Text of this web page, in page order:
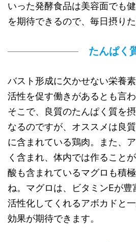
いった発酵食品は美容面でも
を期待できるので、毎日摂りた
たんぱく
バスト形成に欠かせない栄養
活性を促す働きがあるとも言わ
そこで、良質のたんぱく質を
なるのですが、オススメは良
に含まれている鶏肉。また、
く含まれ、体内では作ること
酸も含まれているマグロも積
ね。マグロは、ビタミンEが豊
活性化してくれるアボカドと
効果が期待できます。